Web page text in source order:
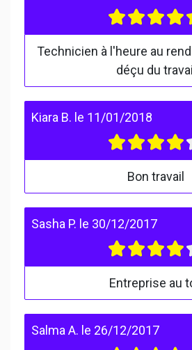
Technicien à l'heure au
déçu du
Kiara B. le 11/01/2018
Bon travail
Sasha P. le 30/12/2017
Entreprise au
Salma A. le 26/12/2017